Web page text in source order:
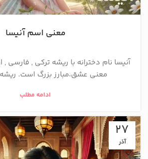
معنی اسم آنیسا
آنیسا نام دخترانه با ریشه ترکی , فارسی ,
معنی عشق،مبارز بزرگ است.
ادامه مطلب
27
آذر